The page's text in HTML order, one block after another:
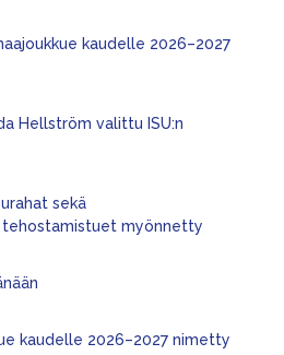
kaudelle 2026–2027
Hellström valittu ISU:n
sekä
tehostamistuet myönnetty
kaudelle 2026–2027 nimetty